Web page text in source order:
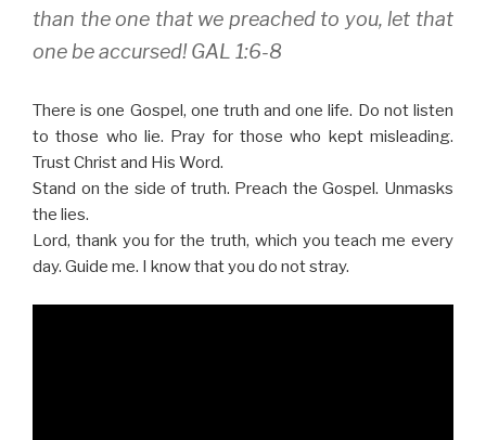
than the one that we preached to you, let that
one be accursed! GAL 1:6-8
There is one Gospel, one truth and one life. Do not listen
to those who lie. Pray for those who kept misleading.
Trust Christ and His Word.
Stand on the side of truth. Preach the Gospel. Unmasks
the lies.
Lord, thank you for the truth, which you teach me every
day. Guide me. I know that you do not stray.